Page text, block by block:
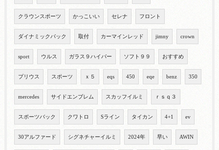
クラウンスポーツ かっこいい セレナ フロント
ダイナミックパック 取付 カーマインレッド jimny crown
sport ウルス ガラス９ハイパー ソフト９９ おすすめ
プリウス スポーツ ｘ５ eqs 450 eqe benz 350
mercedes サイドエンブレム スカッフイルミ ｒｓｑ３
スポーツバック クワトロ Sライン タイカン 4+1 ev
30アルファード シグネチャーイルミ 2024年 早い AWIN